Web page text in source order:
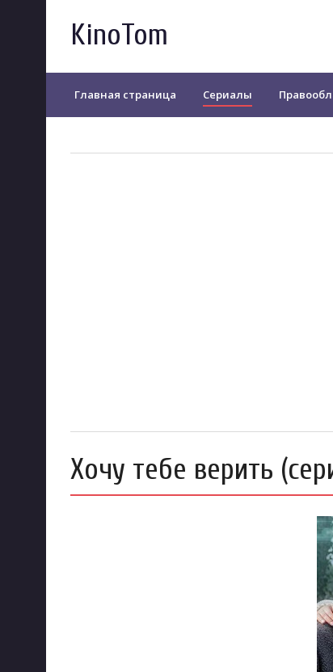
KinoTom
Главная страница Сериалы
Хочу тебе верить